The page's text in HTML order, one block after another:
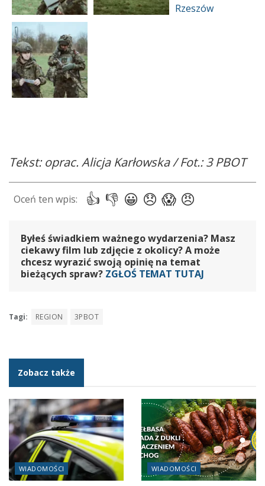
Tekst: oprac. Alicja Karłowska / Fot.: 3 PBOT
Byłeś świadkiem ważnego wydarzenia? Masz
ciekawy film lub zdjęcie z okolicy? A może
chcesz wyrazić swoją opinię na temat
bieżących spraw? ZGŁOŚ TEMAT TUTAJ
Tagi: REGION 3PBOT
Zobacz także
WIADOMOŚCI WIADOMOŚCI